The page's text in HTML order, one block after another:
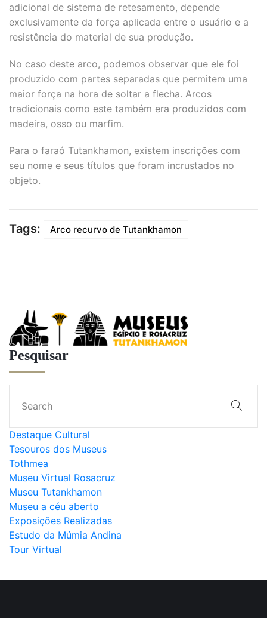
adicional de sistema de retesamento, depende
exclusivamente da força aplicada entre o usuário e a
resistência do material de sua produção.
No caso deste arco, podemos observar que ele foi
produzido com partes separadas que permitem uma
maior força na hora de soltar a flecha. Arcos
tradicionais como este também era produzidos com
madeira, osso ou marfim.
Para o faraó Tutankhamon, existem inscrições com
seu nome e seus títulos que foram incrustados no
objeto.
Tags: Arco recurvo de Tutankhamon
Pesquisar
Destaque Cultural
Tesouros dos Museus
Tothmea
Museu Virtual Rosacruz
Museu Tutankhamon
Museu a céu aberto
Exposições Realizadas
Estudo da Múmia Andina
Tour Virtual